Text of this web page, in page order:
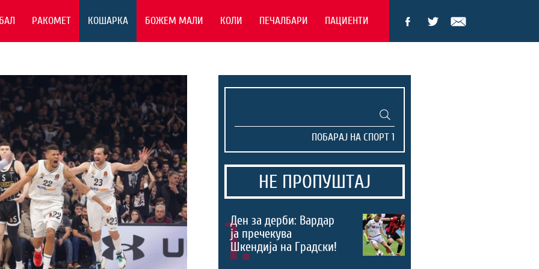
РАКОМЕТ КОШАРКА БОЖЕМ МАЛИ КОЛИ ПЕЧАЛБАРИ ПАЦИЕНТИ
НЕ ПРОПУШТАЈ
1.
Ден за дерби: Вардар
ја пречекува
Шкендија на Градски!